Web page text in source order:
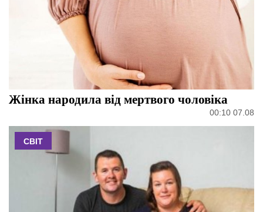
Жінка народила від мертвого чоловіка
00:10 07.08
СВІТ